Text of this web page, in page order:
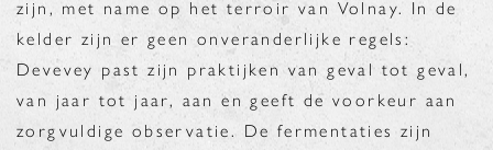
zijn, met name op het terroir van Volnay. In de
kelder zijn er geen onveranderlijke regels:
Devevey past zijn praktijken van geval tot geval,
van jaar tot jaar, aan en geeft de voorkeur aan
zorgvuldige observatie. De fermentaties zijn